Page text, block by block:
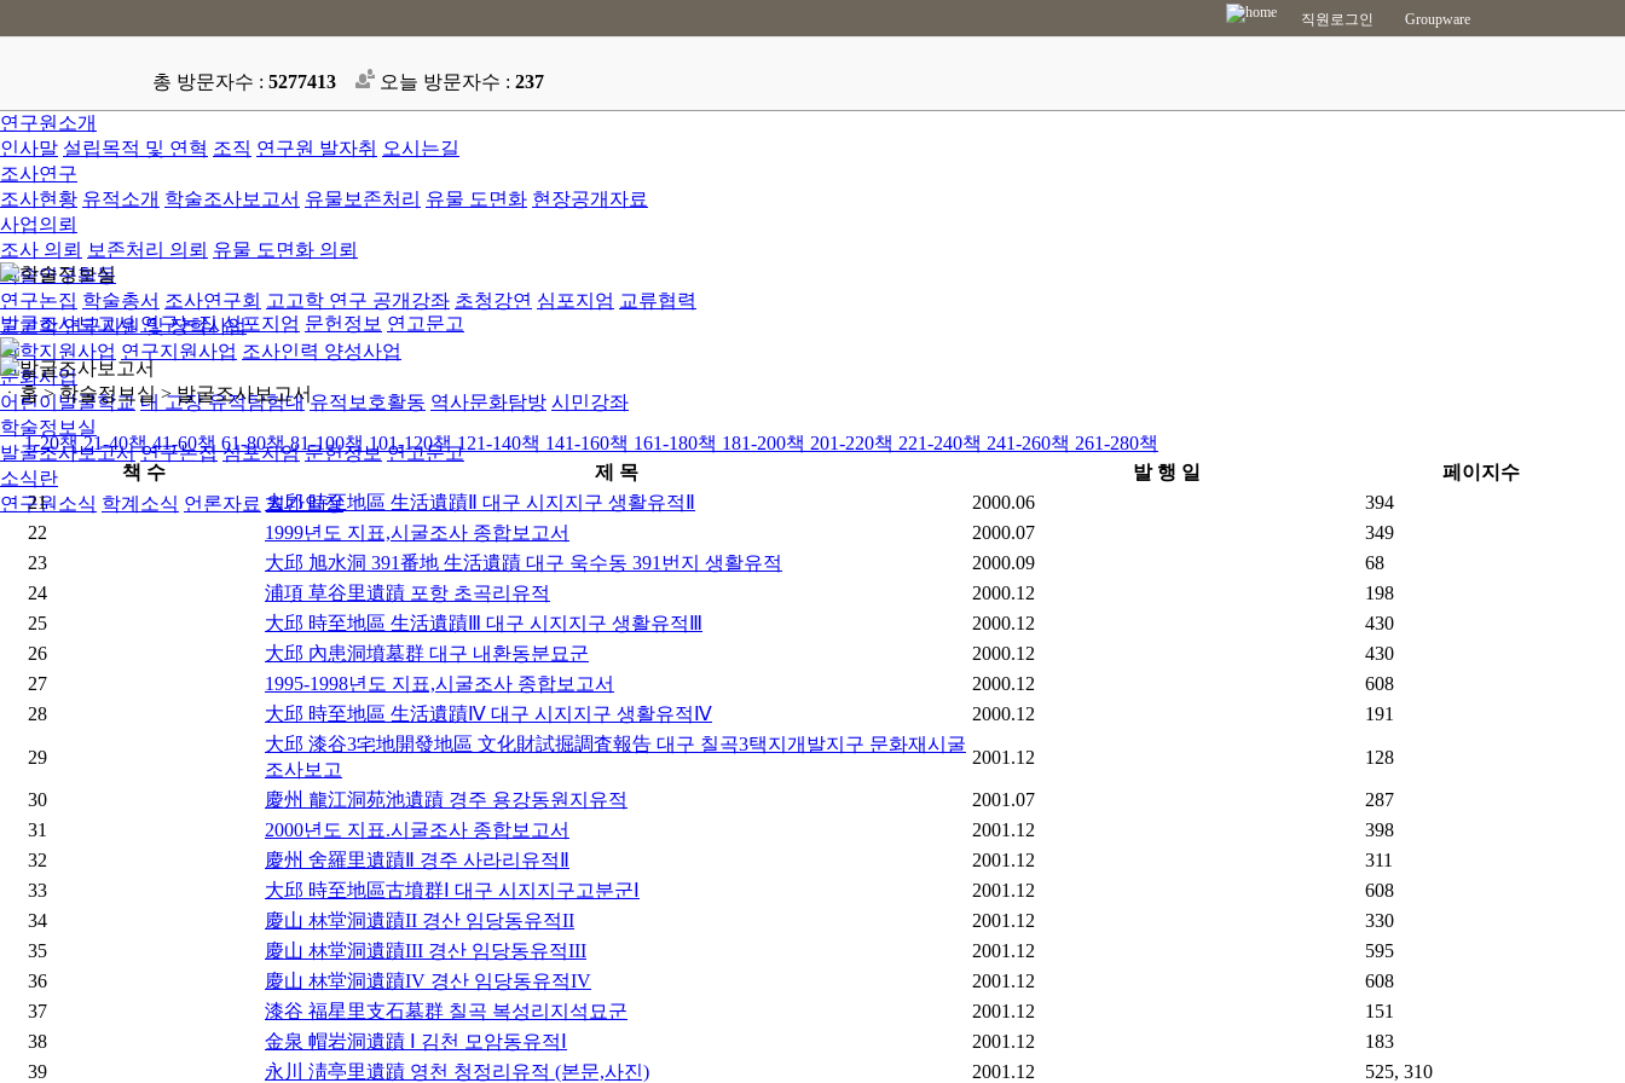
직원로그인 Groupware
총 방문자수 : 5277413 오늘 방문자수 : 237
연구원소개
인사말 설립목적 및 연혁 조직 연구원 발자취 오시는길
조사연구
조사현황 유적소개 학술조사보고서 유물보존처리 유물 도면화 현장공개자료
사업의뢰
조사 의뢰
보존처리 의뢰 유물 도면화 의뢰
학술연구활동
연구논집 학술총서 조사연구회 고고학 연구 공개강좌 초청강연 심포지엄 교류협력
고고학 연구지원 및 장학사업
장학지원사업 연구지원사업 조사인력 양성사업
문화사업
어린이발굴학교 내 고장 유적탐험대 유적보호활동 역사문화탐방 시민강좌
학술정보실
발굴조사보고서 연구논집 심포지엄 문헌정보 연고문고
소식란
연구원소식 학계소식 언론자료 월간일정
발굴조사보고서 연구논집 심포지엄 문헌정보 연고문고
ㆍ홈 > 학술정보실 >발굴조사보고서
1-20책 21-40책 41-60책 61-80책 81-100책 101-120책 121-140책 141-160책 161-180책 181-200책 201-220책 221-240책 241-260책 261-280책
책 수
제 목 발 행 일
페이지수
21
大邱 時至地區 生活遺蹟Ⅱ 대구 시지지구 생활유적Ⅱ 2000.06
394
22
1999년도 지표,시굴조사 종합보고서 2000.07
349
23
大邱 旭水洞 391番地 生活遺蹟 대구 욱수동 391번지 생활유적 2000.09
68
24
浦項 草谷里遺蹟 포항 초곡리유적 2000.12
198
25
大邱 時至地區 生活遺蹟Ⅲ 대구 시지지구 생활유적Ⅲ 2000.12
430
26
大邱 內患洞墳墓群 대구 내환동분묘군 2000.12
430
27
1995-1998년도 지표,시굴조사 종합보고서 2000.12
608
28
大邱 時至地區 生活遺蹟Ⅳ 대구 시지지구 생활유적Ⅳ 2000.12 191
29
大邱 漆谷3宅地開發地區 文化財試掘調査報告 대구 칠곡3택지개발지구 문화재시굴
조사보고
2001.12 128
30 慶州 龍江洞苑池遺蹟 경주 용강동원지유적 2001.07
287
31
2000년도 지표.시굴조사 종합보고서 2001.12
398
32
慶州 舍羅里遺蹟Ⅱ 경주 사라리유적Ⅱ 2001.12
311
33
大邱 時至地區古墳群Ⅰ 대구 시지지구고분군Ⅰ 2001.12
608
34
慶山 林堂洞遺蹟II 경산 임당동유적II 2001.12
330
35
慶山 林堂洞遺蹟III 경산 임당동유적III 2001.12
595
36
慶山 林堂洞遺蹟IV 경산 임당동유적IV 2001.12
608
37
漆谷 福星里支石墓群 칠곡 복성리지석묘군 2001.12
151
38
金泉 帽岩洞遺蹟 Ⅰ 김천 모암동유적Ⅰ 2001.12
183
39
永川 淸亭里遺蹟 영천 청정리유적 (본문,사진) 2001.12 525, 310